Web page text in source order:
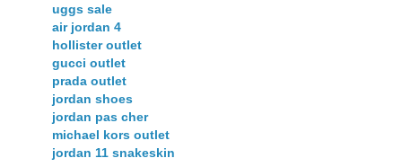
uggs sale
air jordan 4
hollister outlet
gucci outlet
prada outlet
jordan shoes
jordan pas cher
michael kors outlet
jordan 11 snakeskin